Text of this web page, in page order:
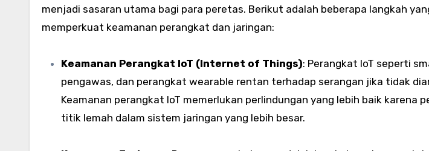
menjadi sasaran utama bagi para peretas. Berikut adalah beberapa langkah
memperkuat keamanan perangkat dan jaringan:
Keamanan Perangkat IoT (Internet of Things): Perangkat IoT seperti
pengawas, dan perangkat wearable rentan terhadap serangan jika tidak
Keamanan perangkat IoT memerlukan perlindungan yang lebih baik karena
titik lemah dalam sistem jaringan yang lebih besar.